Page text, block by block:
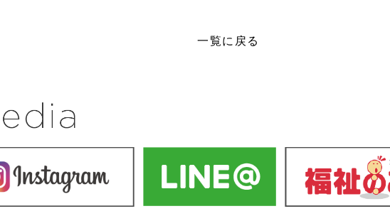
一覧に戻る